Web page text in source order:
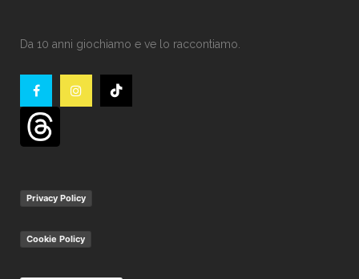
Da 10 anni giochiamo e ve lo raccontiamo.
Privacy Policy
Cookie Policy